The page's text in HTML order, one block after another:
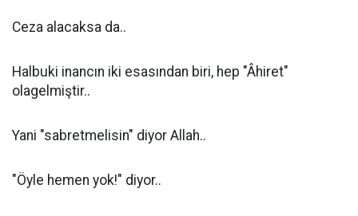
Ceza alacaksa da..
Halbuki inancın iki esasından biri, hep "Âhiret"
olagelmiştir..
Yani "sabretmelisin" diyor Allah..
"Öyle hemen yok!" diyor..